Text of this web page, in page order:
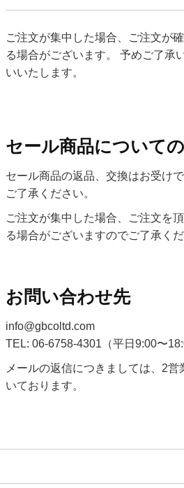
ご注文が集中した場合、ご注文が
る場合がございます。 予めご了承
いいたします。
セール商品について
セール商品の返品、交換はお受け
ご了承ください。
ご注文が集中した場合、ご注文を
る場合がございますのでご了承くだ
お問い合わせ先
info@gbcoltd.com
06-6758-4301 （平日9:00〜
メールの返信につきましては、2
いております。